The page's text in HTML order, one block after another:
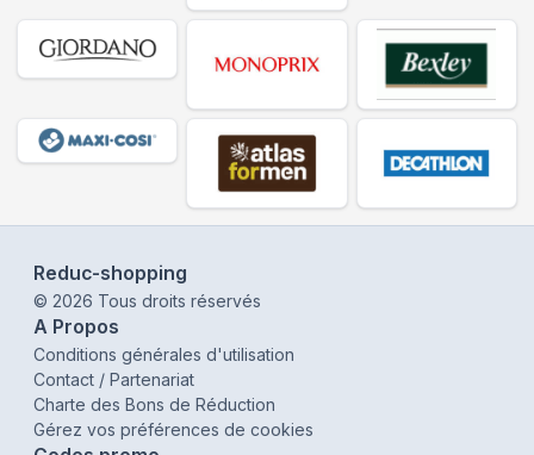
Reduc-shopping
© 2026 Tous droits réservés
A Propos
Conditions générales d'utilisation
Contact / Partenariat
Charte des Bons de Réduction
Gérez vos préférences de cookies